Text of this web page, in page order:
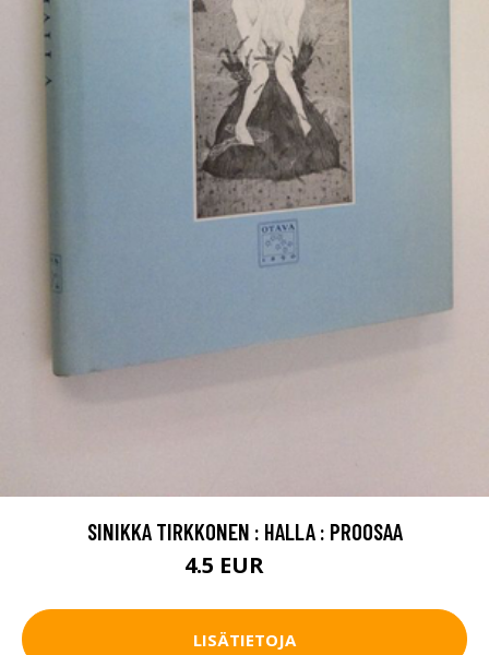
SINIKKA TIRKKONEN : HALLA : PROOSAA
4.5 EUR
LISÄTIETOJA